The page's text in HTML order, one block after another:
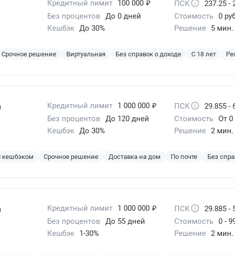
Кредитный лимит 100 000 ₽ ПСК
237.25 -
Без процентов
До 0 дней Стоимость 0
Кешбэк До 30% Решение 5 мин.
Срочное решение Виртуальная Без справок о доходе С 18 лет
Кредитный лимит 1 000 000 ₽ ПСК
29.855 -
Без процентов
До 120 дней Стоимость От 0
Кешбэк До 30% Решение 2 мин.
кешбэком Срочное решение Доставка на дом По почте Без
Кредитный лимит 1 000 000 ₽ ПСК
29.885 -
Без процентов
До 55 дней Стоимость 0 -
Кешбэк
1-30% Решение 2 мин.